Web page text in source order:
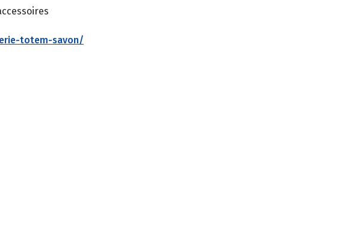
totem-savon/